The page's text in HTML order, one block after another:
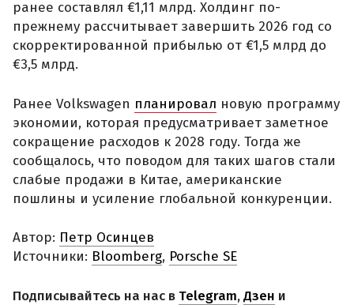
ранее составлял €1,11 млрд. Холдинг по-
прежнему рассчитывает завершить 2026 год со
скорректированной прибылью от €1,5 млрд до
€3,5 млрд.
Ранее Volkswagen планировал новую программу
экономии, которая предусматривает заметное
сокращение расходов к 2028 году. Тогда же
сообщалось, что поводом для таких шагов стали
слабые продажи в Китае, американские
пошлины и усиление глобальной конкуренции.
Автор: Петр Осинцев
Источники: Bloomberg, Porsche SE
Подписывайтесь на нас в Telegram,Дзен и